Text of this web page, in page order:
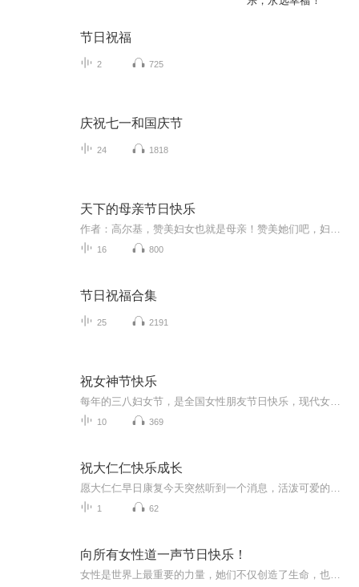
节日祝福
2 725
庆祝七一和国庆节
24 1818
天下的母亲节日快乐
16 800
节日祝福合集
25 2191
祝女神节快乐
10 369
祝大仁仁快乐成长
1 62
向所有女性道一声节日快乐！